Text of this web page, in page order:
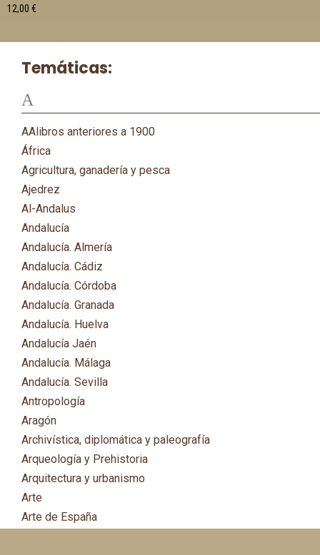
Temáticas:
A
AAlibros anteriores a 1900
África
Agricultura, ganadería y pesca
Ajedrez
Al-Andalus
Andalucía
Andalucía. Almería
Andalucía. Cádiz
Andalucía. Córdoba
Andalucía. Granada
Andalucía. Huelva
Andalucía Jaén
Andalucía. Málaga
Andalucía. Sevilla
Antropología
Aragón
Archivística, diplomática y paleografía
Arqueología y Prehistoria
Arquitectura y urbanismo
Arte
Arte de España
12,00 €